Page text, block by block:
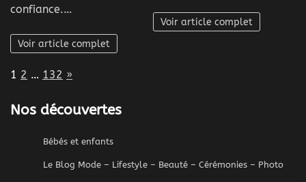
confiance.…
Voir article complet
Voir article complet
Page:
1 2 … 132 Next
»
Nos découvertes
Bébés et enfants
Le Blog Mode – Lifestyle – Beauté – Cérémonies – Photo